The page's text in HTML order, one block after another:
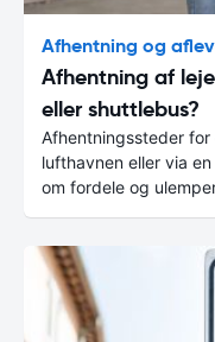
Afhentning og
Afhentning af
eller shuttlebus?
Afhentningssteder
lufthavnen eller via
om fordele og